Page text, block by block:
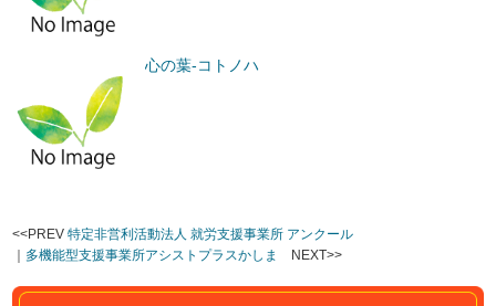
心の葉-コトノハ
<<PREV特定非営利活動法人 就労支援事業所 アンクール
｜ 多機能型支援事業所アシストプラスかしま NEXT>>